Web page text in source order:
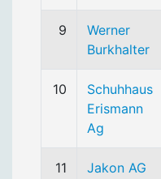
9
Werner
Burkhalter
10
Schuhhaus
Erismann
Ag
11 Jakon AG